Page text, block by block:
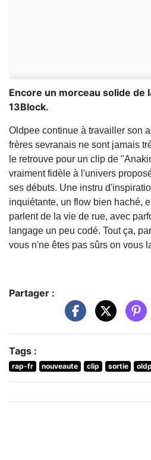
Encore un morceau solide de
13Block.
Oldpee continue à travailler son
frères sevranais ne sont jamais
le retrouve pour un clip de
vraiment fidèle à l'univers
ses débuts. Une instru
inquiétante, un flow bien haché,
parlent de la vie de rue, avec
langage un peu codé. Tout ça,
vous n'ne êtes pas sûrs on vous
Partager :
Tags :
rap-fr nouveaute clip sortie